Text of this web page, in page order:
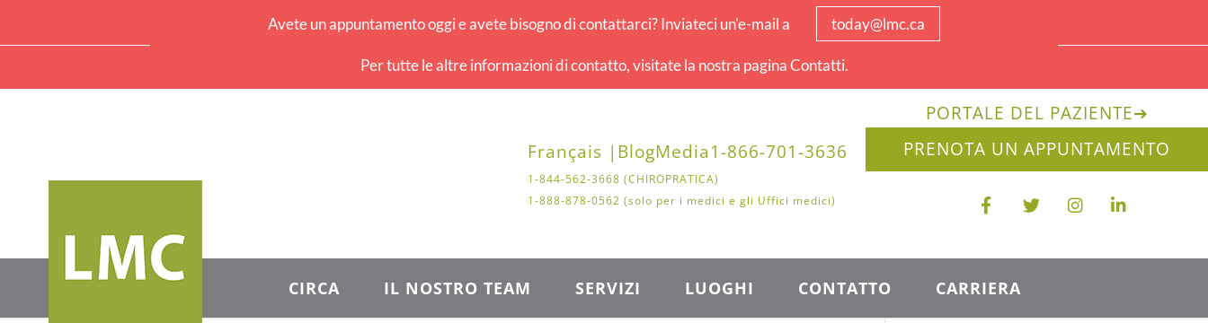
Avete un appuntamento oggi e avete bisogno di contattarci? Inviateci un'e-mail a today@lmc.ca
Per tutte le altre informazioni di contatto, visitate la nostra pagina Contatti.
Français | BlogMedia1-866-701-3636
1-844-562-3668 (CHIROPRATICA)
1-888-878-0562 (solo per i medici e gli Uffici medici)
PORTALE DEL PAZIENTE➔
PRENOTA UN APPUNTAMENTO
CIRCA IL NOSTRO TEAM SERVIZI LUOGHI CONTATTO CARRIERA